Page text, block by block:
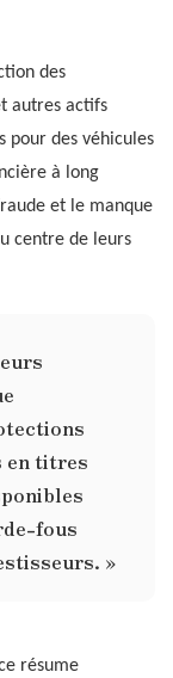
des
autres actifs
pour des véhicules
à long
et le manque
centre de leurs
en titres
fous
»
résume